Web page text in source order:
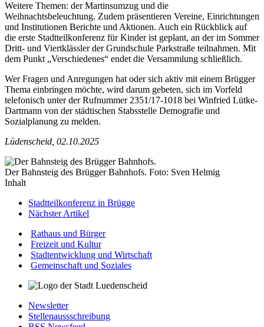
Weitere Themen: der Martinsumzug und die
Weihnachtsbeleuchtung. Zudem präsentieren Vereine, Einrichtungen
und Institutionen Berichte und Aktionen. Auch ein Rückblick auf
die erste Stadtteilkonferenz für Kinder ist geplant, an der im Sommer
Dritt- und Viertklässler der Grundschule Parkstraße teilnahmen. Mit
dem Punkt „Verschiedenes“ endet die Versammlung schließlich.
Wer Fragen und Anregungen hat oder sich aktiv mit einem Brügger
Thema einbringen möchte, wird darum gebeten, sich im Vorfeld
telefonisch unter der Rufnummer 2351/17-1018 bei Winfried Lütke-
Dartmann von der städtischen Stabsstelle Demografie und
Sozialplanung zu melden.
Lüdenscheid, 02.10.2025
Der Bahnsteig des Brügger Bahnhofs. Foto: Sven Helmig
Inhalt
Stadtteilkonferenz in Brügge
Nächster Artikel
Rathaus und Bürger
Freizeit und Kultur
Stadtentwicklung und Wirtschaft
Gemeinschaft und Soziales
Newsletter
Stellenaussschreibung